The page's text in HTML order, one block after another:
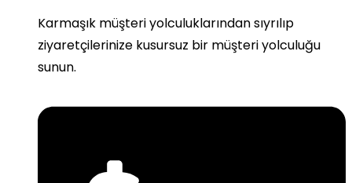
Karmaşık müşteri yolculuklarından sıyrılıp
ziyaretçilerinize kusursuz bir müşteri yolculuğu
sunun.